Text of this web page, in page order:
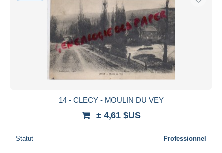
14 - CLECY - MOULIN DU VEY
± 4,61 $US
Statut Professionnel